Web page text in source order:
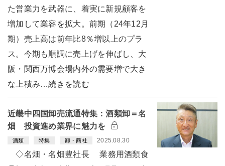
た営業力を武器に、着実に新規顧客を
増加して業容を拡大。前期（24年12月
期）売上高は前年比8％増以上のプラ
ス。今期も順調に売上げを伸ばし、大
阪・関西万博会場内外の需要増で大き
な上積み…続きを読む
近畿中四国卸売流通特集：酒類卸＝名
畑 投資進め業界に魅力を
酒類 特集 卸・商社 2025.08.30
◇名畑・名畑豊社長 業務用酒類食